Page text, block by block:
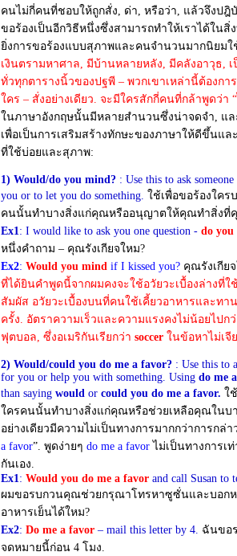
คนไม่กี่คนที่ชอบให้ถูกสั่ง, ด่า, หรือว่า, แล้วจึงปฎิ
ขอร้องเป็นอีกวิธีหนึ่งซึ่งสามารถทําให้เราได้ในสิ่
ยิ่งการขอร้องแบบสุภาพและคนจํานวนมากนิยมใ
เงินตรามหาศาล, มีบ้านหลายหลัง, มีคลังอาวุธ,
ทั่วทุกตารางนิ้วของปฐพี – พวกเขาเหล่านี้ต้องกา
ใคร – สั่งอย่างเดียว. จะมีใครสักกี่คนที่กล้าพูดว่า “
ในภาษาอังกฤษนั้นมีหลายสํานวนซึ่งน่าจดจํา, แ
เพื่อเป็นการเสริมสร้างทักษะของภาษาให้ดีขึ้นแ
ที่ใช้บ่อยและสุภาพ:
1) Would/do you mind? : Use this to ask
you or to let you do something. ใช้เพื่อขอร้องใคร
คนนั้นทําบางสิ่งแก่คุณหรืออนุญาตให้คุณทําสิ่งที่
Ex1: I would like to ask you one question - do
หนึ่งคําถาม – คุณรังเกียจใหม?
Ex2: Would you mind if I kissed you? คุณรังเกีย
ที่ได้ยินคําพูดนี้จากผมคงจะใช้อวัยวะเบื้องล่างที่ใ
สัมผัส อวัยวะเบื้องบนที่คนใช้เคี้ยวอาหารและทา
ครั้ง. อัตราความเร็วและความแรงคงไม่น้อยไปก
ฟุตบอล, ซึ่งอเมริกันเรียกว่า soccer ในข้อหาไม่เ
2) Would/could you do me a favor? : Use this to
for you or help you with something. Using do me
than saying would or could you do me a favor. ใ
ใครคนนั้นทําบางสิ่งแก่คุณหรือช่วยเหลือคุณในบาง
อย่างเดียวมีความไม่เป็นทางการมากกว่าการกล่า
a favor”. พูดง่ายๆ do me a favor ไม่เป็นทางการเ
กันเอง.
Ex1: Would you do me a favor and call Susan to
ผมขอรบกวนคุณช่วยกรุณาโทรหาซูซั่นและบอก
อาหารเย็นได้ใหม?
Ex2: Do me a favor – mail this letter by 4. ฉันขอ
จดหมายนี้ก่อน 4 โมง.